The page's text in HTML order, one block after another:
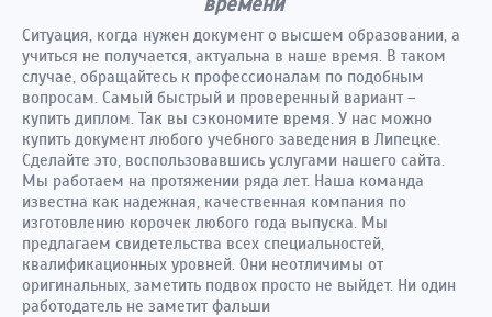
Ситуация, когда нужен документ о высшем образовании, а
учиться не получается, актуальна в наше время. В таком
случае, обращайтесь к профессионалам по подобным
вопросам. Самый быстрый и проверенный вариант –
купить диплом. Так вы сэкономите время. У нас можно
купить документ любого учебного заведения в Липецке.
Сделайте это, воспользовавшись услугами нашего сайта.
Мы работаем на протяжении ряда лет. Наша команда
известна как надежная, качественная компания по
изготовлению корочек любого года выпуска. Мы
предлагаем свидетельства всех специальностей,
квалификационных уровней. Они неотличимы от
оригинальных, заметить подвох просто не выйдет. Ни один
работодатель не заметит фальши